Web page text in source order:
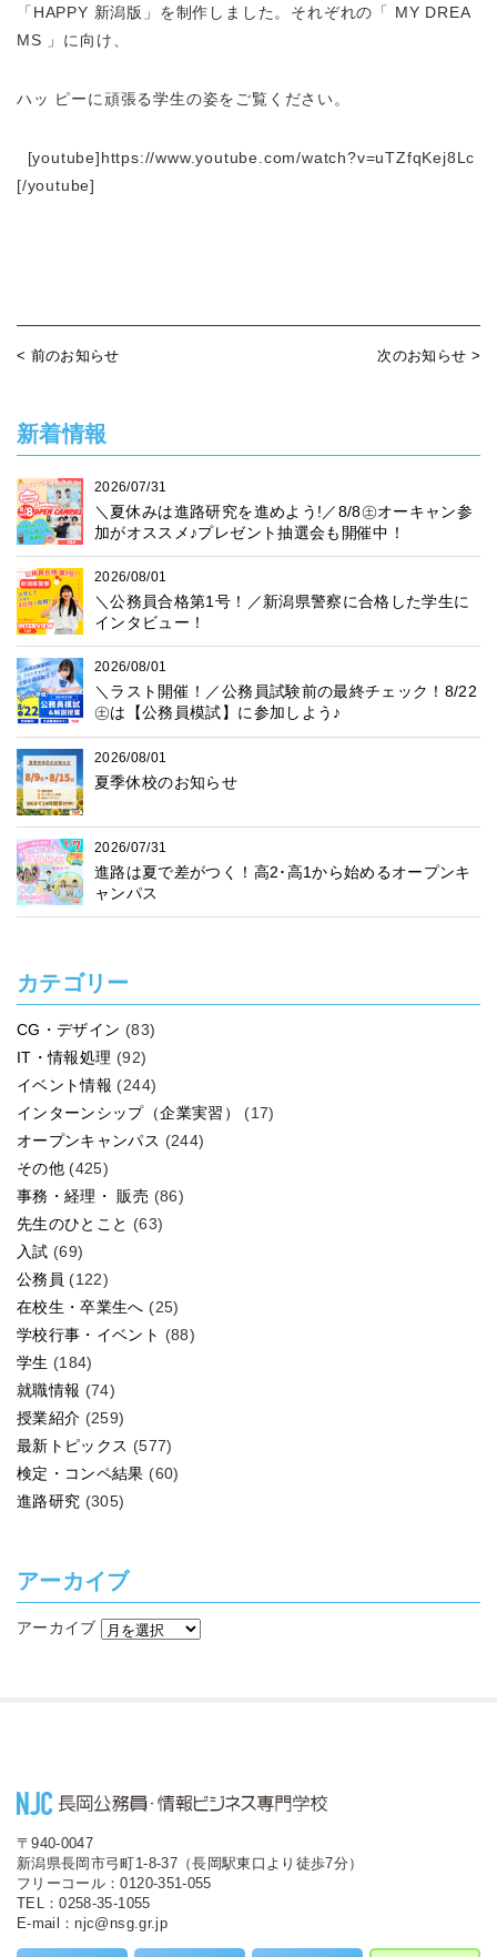
「HAPPY 新潟版」を制作しました。それぞれの「 MY DREA
MS 」に向け、
ハッ ピーに頑張る学生の姿をご覧ください。
[youtube]https://www.youtube.com/watch?v=uTZfqKej8Lc
[/youtube]
< 前のお知らせ 次のお知らせ >
新着情報
2026/07/31
＼夏休みは進路研究を進めよう!／8/8㊏オーキャン参
加がオススメ♪プレゼント抽選会も開催中！
2026/08/01
＼公務員合格第1号！／新潟県警察に合格した学生に
インタビュー！
2026/08/01
＼ラスト開催！／公務員試験前の最終チェック！8/22
㊏は【公務員模試】に参加しよう♪
2026/08/01
夏季休校のお知らせ
2026/07/31
進路は夏で差がつく！高2･高1から始めるオープンキ
ャンパス
カテゴリー
CG・デザイン (83)
IT・情報処理 (92)
イベント情報 (244)
インターンシップ（企業実習）
(17)
オープンキャンパス (244)
その他 (425)
事務・経理・ 販売 (86)
先生のひとこと (63)
入試 (69)
公務員 (122)
在校生・卒業生へ (25)
学校行事・イベント (88)
学生 (184)
就職情報 (74)
授業紹介 (259)
最新トピックス (577)
検定・コンペ結果 (60)
進路研究 (305)
アーカイブ
アーカイブ
〒940-0047
新潟県長岡市弓町1-8-37（長岡駅東口より徒歩7分）
フリーコール：0120-351-055
TEL：0258-35-1055
E-mail：njc@nsg.gr.jp